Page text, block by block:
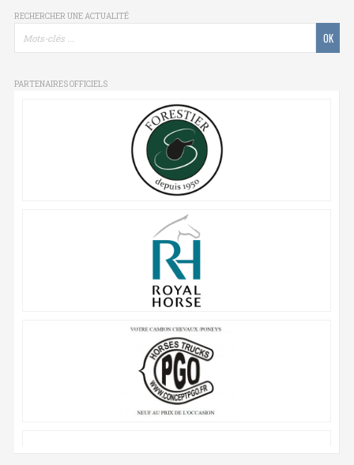
RECHERCHER UNE ACTUALITÉ
PARTENAIRES OFFICIELS